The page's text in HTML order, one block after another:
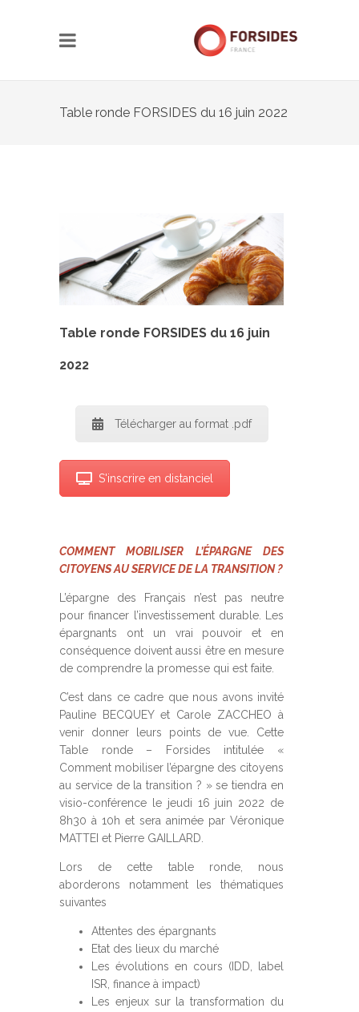
Table ronde FORSIDES du 16 juin 2022
Table ronde FORSIDES du 16 juin
2022
Télécharger au format .pdf
S'inscrire en distanciel
COMMENT MOBILISER L’ÉPARGNE DES
CITOYENS AU SERVICE DE LA TRANSITION ?
L’épargne des Français n’est pas neutre
pour financer l’investissement durable. Les
épargnants ont un vrai pouvoir et en
conséquence doivent aussi être en mesure
de comprendre la promesse qui est faite.
C’est dans ce cadre que nous avons invité
Pauline BECQUEY et Carole ZACCHEO à
venir donner leurs points de vue. Cette
Table ronde – Forsides intitulée «
Comment mobiliser l’épargne des citoyens
au service de la transition ? » se tiendra en
visio-conférence le jeudi 16 juin 2022 de
8h30 à 10h et sera animée par Véronique
MATTEI et Pierre GAILLARD.
Lors de cette table ronde, nous
aborderons notamment les thématiques
suivantes
Attentes des épargnants
Etat des lieux du marché
Les évolutions en cours (IDD, label
ISR, finance à impact)
Les enjeux sur la transformation du